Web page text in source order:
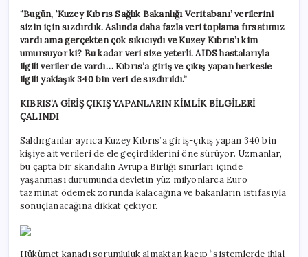
“Bugün, ‘Kuzey Kıbrıs Sağlık Bakanlığı Veritabanı’ verilerini
sizin için sızdırdık. Aslında daha fazla veri toplama fırsatımız
vardı ama gerçekten çok sıkıcıydı ve Kuzey Kıbrıs’ı kim
umursuyor ki? Bu kadar veri size yeterli. AIDS hastalarıyla
ilgili veriler de vardı… Kıbrıs’a giriş ve çıkış yapan herkesle
ilgili yaklaşık 340 bin veri de sızdırıldı.”
KIBRIS’A GİRİŞ ÇIKIŞ YAPANLARIN KİMLİK BİLGİLERİ
ÇALINDI
Saldırganlar ayrıca Kuzey Kıbrıs’a giriş-çıkış yapan 340 bin
kişiye ait verileri de ele geçirdiklerini öne sürüyor. Uzmanlar,
bu çapta bir skandalın Avrupa Birliği sınırları içinde
yaşanması durumunda devletin yüz milyonlarca Euro
tazminat ödemek zorunda kalacağına ve bakanların istifasıyla
sonuçlanacağına dikkat çekiyor.
Hükümet kanadı sorumluluk almaktan kaçıp “sistemlerde ihlal